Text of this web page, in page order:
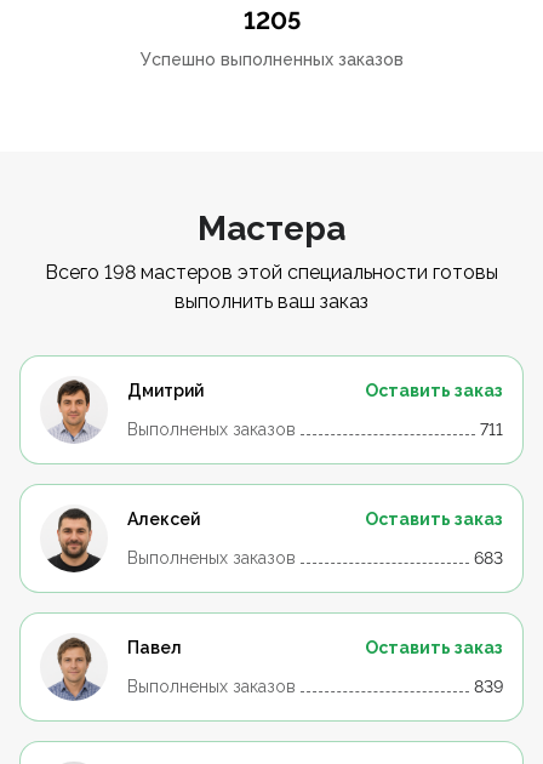
1205
Успешно выполненных заказов
Мастера
Всего 198 мастеров этой специальности готовы
выполнить ваш заказ
Дмитрий
Оставить заказ
Выполненых заказов
711
Алексей
Оставить заказ
Выполненых заказов
683
Павел
Оставить заказ
Выполненых заказов
839